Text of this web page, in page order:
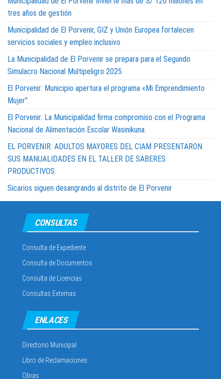
tres años de gestión
Municipalidad de El Porvenir, GIZ y Unión Europea fortalecen
servicios sociales y empleo inclusivo
La Municipalidad de El Porvenir se prepara para el Segundo
Simulacro Nacional Multipeligro 2025
El Porvenir: Municipio apertura el programa «Mi Emprendimiento
Mujer”.
El Porvenir: La Municipalidad firma compromiso con el Programa
Nacional de Alimentación Escolar Wasinikuna.
EL PORVENIR: ADULTOS MAYORES DEL CIAM PRESENTARON
SUS MANUALIDADES EN EL TALLER DE SABERES
PRODUCTIVOS
Sicarios siguen desangrando al distrito de El Porvenir
CONSULTAS
Consulta de Expediente
Consulta de Documentos
Consulta de Licencias
Consultas Externas
ENLACES
Directorio Municipal
Libro de Reclamaciones
Obras